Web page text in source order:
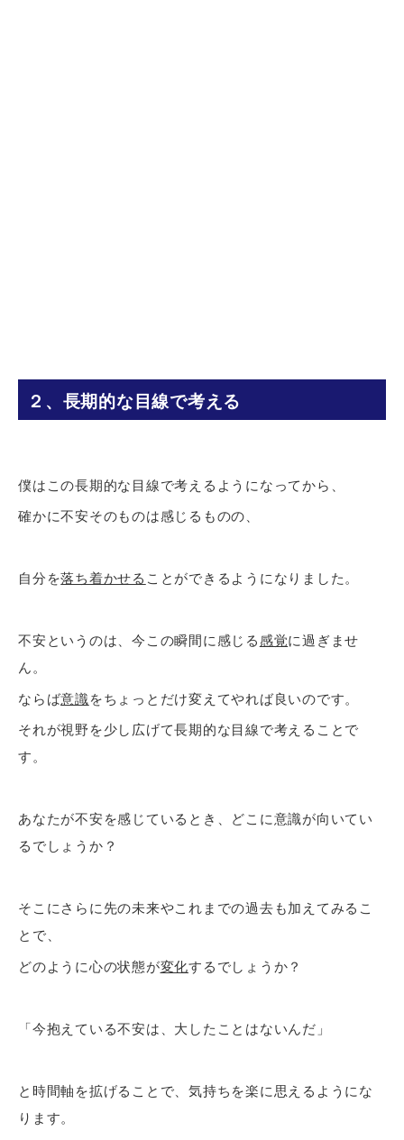
２、長期的な目線で考える
僕はこの長期的な目線で考えるようになってから、
確かに不安そのものは感じるものの、
自分を落ち着かせる ことができるようになりました。
不安というのは、今この瞬間に感じる感覚に過ぎませ
ん。
ならば意識をちょっとだけ変えてやれば良いのです。
それが視野を少し広げて長期的な目線で考えることで
す。
あなたが不安を感じているとき、どこに意識が向いてい
るでしょうか？
そこにさらに先の未来やこれまでの過去も加えてみるこ
とで、
どのように心の状態が変化するでしょうか？
「今抱えている不安は、大したことはないんだ」
と時間軸を拡げることで、気持ちを楽に思えるようにな
ります。